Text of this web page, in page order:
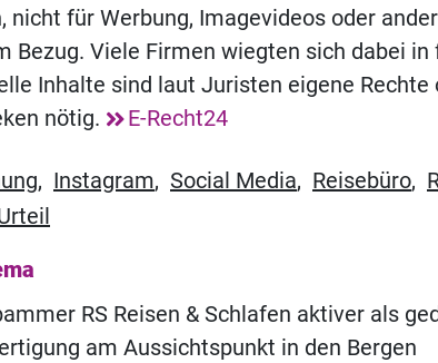
nicht für Werbung, Imagevideos oder
Bezug. Viele Firmen wiegten sich dabei
Inhalte sind laut Juristen eigene Rechte
nötig.
E-Recht24
, Instagram, Social Media, Reisebüro,
RS Reisen & Schlafen aktiver als
am Aussichtspunkt in den Bergen